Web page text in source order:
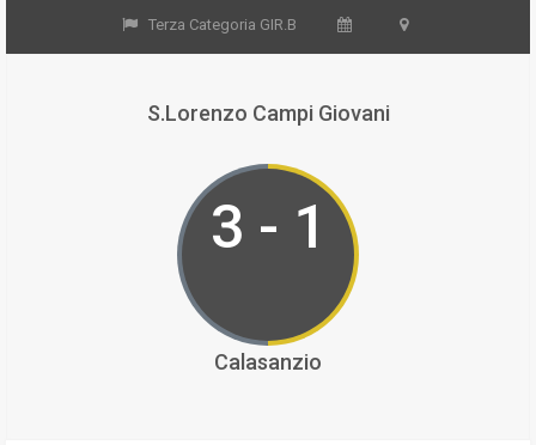
Terza Categoria GIR.B
S.Lorenzo Campi Giovani
3 - 1
Calasanzio